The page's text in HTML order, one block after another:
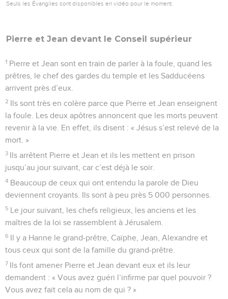
Seuls les Évangiles sont disponibles en vidéo pour le moment.
Pierre et Jean devant le Conseil supérieur
1 Pierre et Jean sont en train de parler à la foule, quand les
prêtres, le chef des gardes du temple et les Sadducéens
arrivent près d’eux.
2 Ils sont très en colère parce que Pierre et Jean enseignent
la foule. Les deux apôtres annoncent que les morts peuvent
revenir à la vie. En effet, ils disent : « Jésus s’est relevé de la
mort. »
3 Ils arrêtent Pierre et Jean et ils les mettent en prison
jusqu’au jour suivant, car c’est déjà le soir.
4 Beaucoup de ceux qui ont entendu la parole de Dieu
deviennent croyants. Ils sont à peu près 5 000 personnes.
5 Le jour suivant, les chefs religieux, les anciens et les
maîtres de la loi se rassemblent à Jérusalem.
6 Il y a Hanne le grand-prêtre, Caïphe, Jean, Alexandre et
tous ceux qui sont de la famille du grand-prêtre.
7 Ils font amener Pierre et Jean devant eux et ils leur
demandent : « Vous avez guéri l’infirme par quel pouvoir ?
Vous avez fait cela au nom de qui ? »